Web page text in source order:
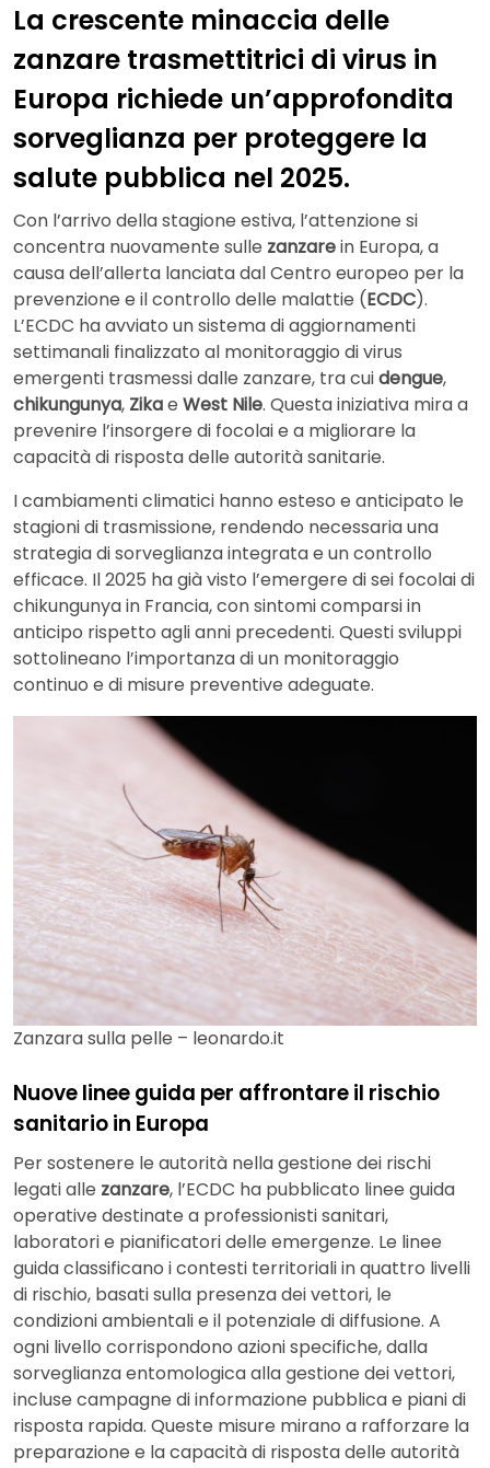
La crescente minaccia delle
zanzare trasmettitrici di virus in
Europa richiede un’approfondita
sorveglianza per proteggere la
salute pubblica nel 2025.
Con l’arrivo della stagione estiva, l’attenzione si
concentra nuovamente sulle zanzarein Europa, a
causa dell’allerta lanciata dal Centro europeo per la
prevenzione e il controllo delle malattie (ECDC).
L’ECDC ha avviato un sistema di aggiornamenti
settimanali finalizzato al monitoraggio di virus
emergenti trasmessi dalle zanzare, tra cuidengue,
chikungunya, Zikae West Nile. Questa iniziativa mira a
prevenire l’insorgere di focolai e a migliorare la
capacità di risposta delle autorità sanitarie.
I cambiamenti climatici hanno esteso e anticipato le
stagioni di trasmissione, rendendo necessaria una
strategia di sorveglianza integrata e un controllo
efficace. Il 2025 ha già visto l’emergere di sei focolai di
chikungunya in Francia, con sintomi comparsi in
anticipo rispetto agli anni precedenti. Questi sviluppi
sottolineano l’importanza di un monitoraggio
continuo e di misure preventive adeguate.
Zanzara sulla pelle – leonardo.it
Nuove linee guida per affrontare il rischio
sanitario in Europa
Per sostenere le autorità nella gestione dei rischi
legati alle zanzare, l’ECDC ha pubblicato linee guida
operative destinate a professionisti sanitari,
laboratori e pianificatori delle emergenze. Le linee
guida classificano i contesti territoriali in quattro livelli
di rischio, basati sulla presenza dei vettori, le
condizioni ambientali e il potenziale di diffusione. A
ogni livello corrispondono azioni specifiche, dalla
sorveglianza entomologica alla gestione dei vettori,
incluse campagne di informazione pubblica e piani di
risposta rapida. Queste misure mirano a rafforzare la
preparazione e la capacità di risposta delle autorità